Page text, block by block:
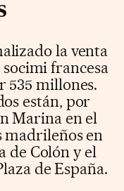
la venta
francesa
535 millones.
están, por
Marina en el
madrileños en
de Colón y el
de España.